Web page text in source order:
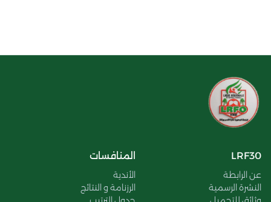
LRF30
عن الرابطة
النشرة الرسمية
المنافسات
الأندية
الرزنامة و النتائج